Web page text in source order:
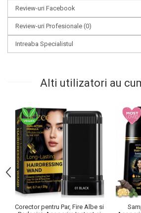
Review-uri Facebook
Review-uri Profesionale (0)
Intreaba Specialistul
Alti utilizatori au
Corector pentru Par, Fire Albe si